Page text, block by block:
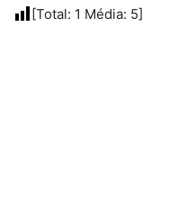
[Total: 1 Média: 5]